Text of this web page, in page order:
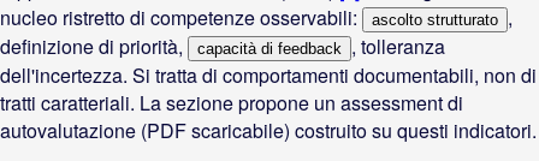
nucleo ristretto di competenze osservabili:
ascolto strutturato ,
definizione di priorità,
capacità di feedback
, tolleranza
dell'incertezza. Si tratta di comportamenti documentabili, non di
tratti caratteriali. La sezione propone un assessment di
autovalutazione (PDF scaricabile) costruito su questi indicatori.